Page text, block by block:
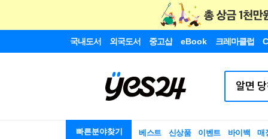
국내도서 외국도서 중고샵 eBook 크레마클럽
빠른분야찾기 베스트 신상품 이벤트 바이백 매